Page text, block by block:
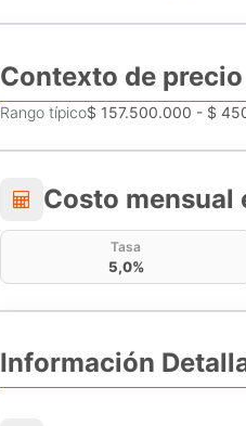
Contexto de precio
Rango típico$ 157.500.000 - $
Costo
Costo mensual
Tasa
5,0%
Información